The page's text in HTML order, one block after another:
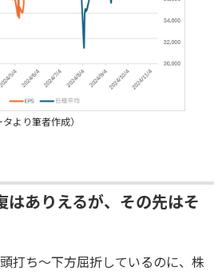
より筆者作成）
はありえるが、その先はそ
打ち～下方屈折しているのに、株